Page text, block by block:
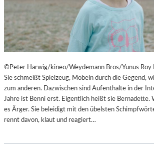
©Peter Harwig/kineo/Weydemann Bros/Yunus Roy
Sie schmeißt Spielzeug, Möbeln durch die Gegend,
zum anderen. Dazwischen sind Aufenthalte in der
Jahre ist Benni erst. Eigentlich heißt sie Bernadette.
es Ärger. Sie beleidigt mit den übelsten
rennt davon, klaut und reagiert…